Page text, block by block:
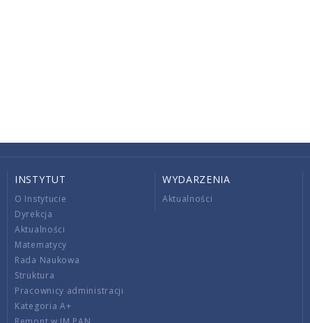
INSTYTUT
O Instytucie
Dyrekcja
Aktualności
Matematycy
Rada Naukowa
Struktura
Pracownicy administracji
Kategoria A+
WYDARZENIA
Aktualności